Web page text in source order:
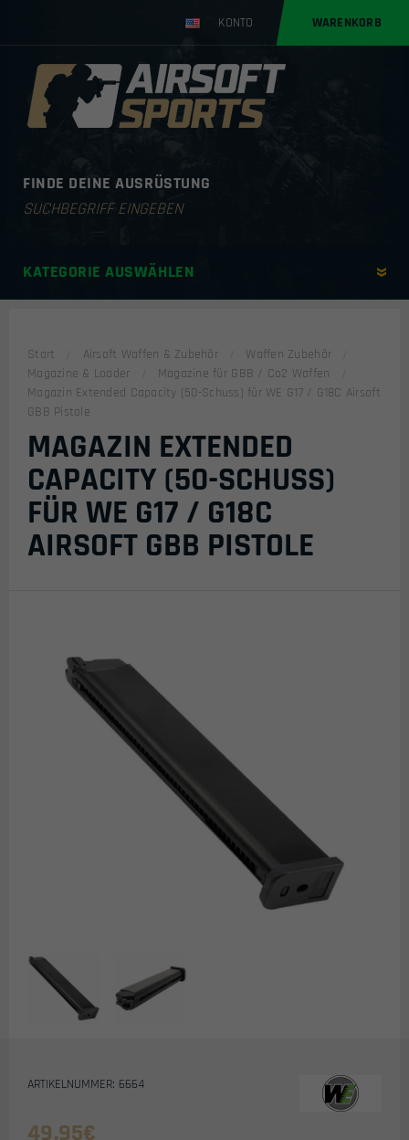
KONTO WARENKORB
FINDE DEINE AUSRÜSTUNG
Products
KATEGORIE AUSWÄHLEN
Start Airsoft Waffen & Zubehör
Waffen Zubehör
Magazine & Loader
Magazine für GBB / Co2 Waffen
Magazin Extended Capacity (50-Schuss) für WE G17 / G18C Airsoft
GBB Pistole
MAGAZIN EXTENDED
CAPACITY (50-SCHUSS)
FÜR WE G17 / G18C
AIRSOFT GBB PISTOLE
ARTIKELNUMMER: 6664
49,95€